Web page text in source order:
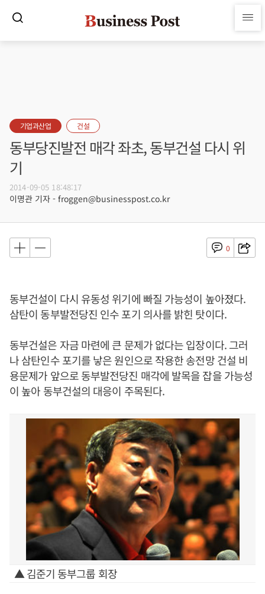
기업과산업 건설
동부당진발전 매각 좌초, 동부건설 다시 위
기
2014-09-05 18:48:17
이명관 기자 - froggen@businesspost.co.kr
0
동부건설이 다시 유동성 위기에 빠질 가능성이 높아졌다.
삼탄이 동부발전당진 인수 포기 의사를 밝힌 탓이다.
동부건설은 자금 마련에 큰 문제가 없다는 입장이다. 그러
나 삼탄인수 포기를 낳은 원인으로 작용한 송전망 건설 비
용문제가 앞으로 동부발전당진 매각에 발목을 잡을 가능성
이 높아 동부건설의 대응이 주목된다.
▲ 김준기 동부그룹 회장